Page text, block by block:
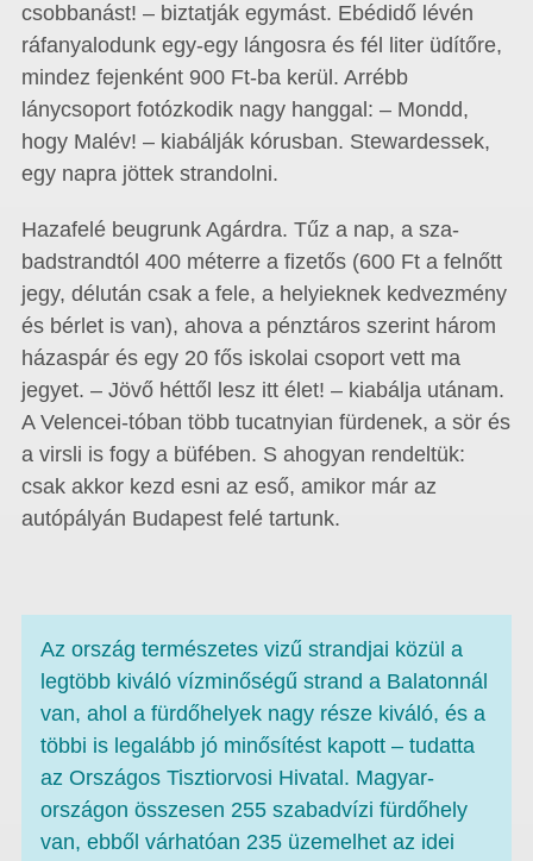
csobbanást! – biztatják egymást. Ebédidő lévén
ráfanyalodunk egy-egy lángosra és fél liter üdítőre,
mindez fejenként 900 Ft-ba kerül. Arrébb
lánycsoport fotózkodik nagy hanggal: – Mondd,
hogy Malév! – kiabálják kórusban. Stewardessek,
egy napra jöttek strandolni.
Hazafelé beugrunk Agárdra. Tűz a nap, a sza­
badstrandtól 400 méterre a fizetős (600 Ft a felnőtt
jegy, délután csak a fele, a helyieknek kedvezmény
és bérlet is van), ahova a pénztáros szerint három
házaspár és egy 20 fős iskolai csoport vett ma
jegyet. – Jövő héttől lesz itt élet! – kiabálja utánam.
A Velencei-tóban több tucatnyian fürdenek, a sör és
a virsli is fogy a büfében. S ahogyan rendeltük:
csak akkor kezd esni az eső, amikor már az
autópályán Budapest felé tartunk.
Az ország természetes vizű strandjai közül a
legtöbb kiváló vízminőségű strand a Balatonnál
van, ahol a fürdőhelyek nagy része kiváló, és a
többi is legalább jó minősítést kapott – tudatta
az Országos Tisztiorvosi Hivatal. Magyar­
országon összesen 255 szabadvízi fürdőhely
van, ebből várhatóan 235 üzemelhet az idei